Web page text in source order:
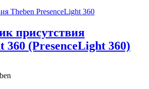
присутствия
360 (PresenceLight 360)